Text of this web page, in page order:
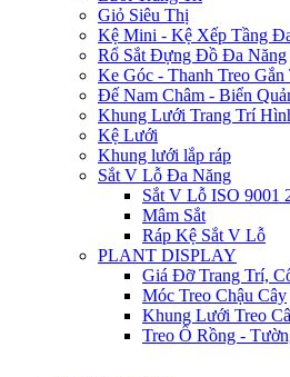
Giỏ Siêu Thị
Kệ Mini - Kệ Xếp Tầng
Rổ Sắt Đựng Đồ Đa Năng
Ke Góc - Thanh Treo
Đế Nam Châm - Biển
Khung Lưới Trang Trí
Kệ Lưới
Khung lưới lắp ráp
Sắt V Lỗ Đa Năng
Sắt V Lỗ ISO 9001
Mâm Sắt
Ráp Kệ Sắt V Lỗ
PLANT DISPLAY
Giá Đỡ Trang Trí,
Móc Treo Chậu Cây
Khung Lưới Treo
Treo Ổ Rồng -